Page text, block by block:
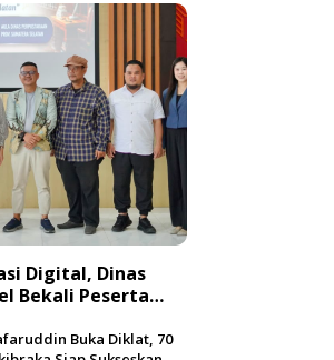
Digital, Dinas
Bekali Peserta
Buka Diklat, 70